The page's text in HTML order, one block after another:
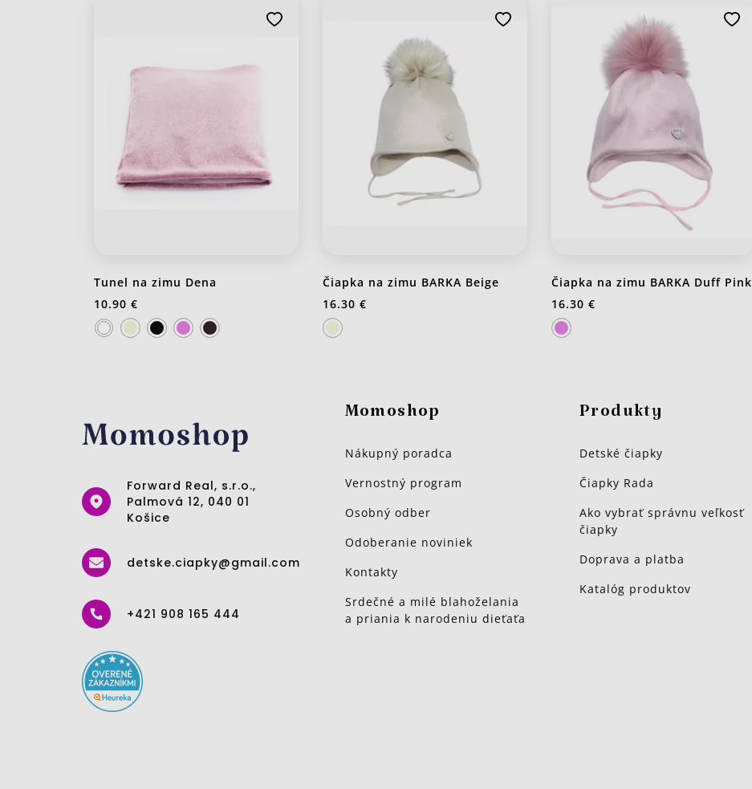
Tunel na zimu Dena
10.90 €
Čiapka na zimu BARKA Beige
16.30 €
Čiapka na zimu BARKA Duff Pink
16.30 €
Forward Real, s.r.o.,
Palmová 12, 040 01
Košice
detske.ciapky@gmail.com
+421 908 165 444
Momoshop
Nákupný poradca
Vernostný program
Osobný odber
Odoberanie noviniek
Kontakty
Srdečné a milé blahoželania
a priania k narodeniu dieťaťa
Produkty
Detské čiapky
Čiapky Rada
Ako vybrať správnu veľkosť
čiapky
Doprava a platba
Katalóg produktov